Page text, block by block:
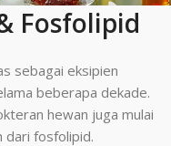
Fosfolipid
sebagai eksipien
beberapa dekade.
hewan juga mulai
dari fosfolipid.